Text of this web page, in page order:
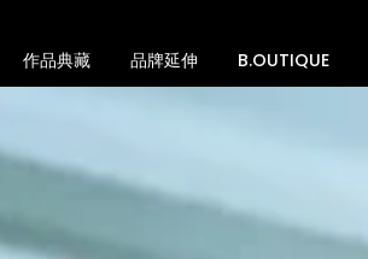
作品典藏 品牌延伸 B.OUTIQUE